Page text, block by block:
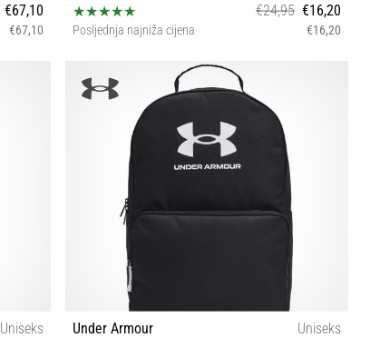
€67,10
€67,10
€24,95 €16,20
Posljednja najniža cijena €16,20
Uniseks Under Armour Uniseks